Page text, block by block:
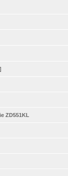
ZD551KL